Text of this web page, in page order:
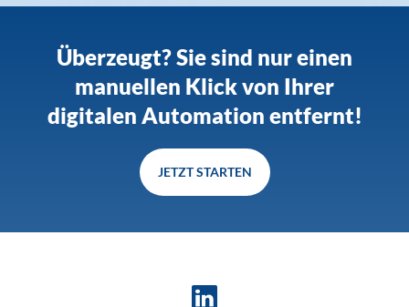
Überzeugt? Sie sind nur einen
manuellen Klick von Ihrer
digitalen Automation entfernt!
JETZT STARTEN